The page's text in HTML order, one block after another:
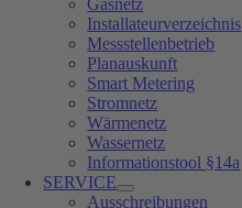
Gasnetz
Installateurverzeichnis
Messstellenbetrieb
Planauskunft
Smart Metering
Stromnetz
Wärmenetz
Wassernetz
Informationstool §14a
SERVICE
Ausschreibungen